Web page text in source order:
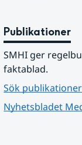
Publikationer
SMHI ger
faktablad.
Sök publikationer
Nyhetsbladet